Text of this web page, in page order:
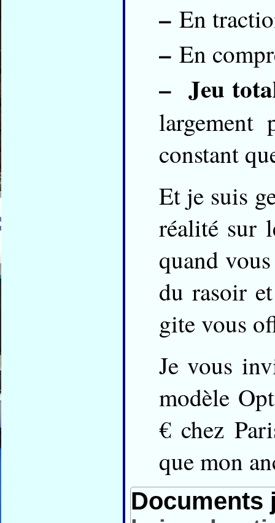
–En
–En
– Jeu
constant
Et je suis
réalité sur
quand
du rasoir
gite vous
Je vous
modèle
€ chez
que mon
Documents